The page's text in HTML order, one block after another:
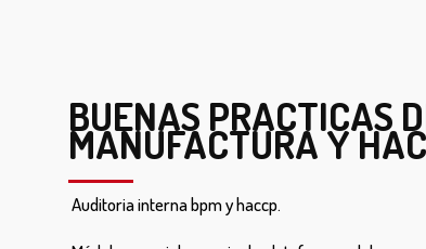
BUENAS PRACTICAS
MANUFACTURA Y
Auditoria interna bpm y haccp.